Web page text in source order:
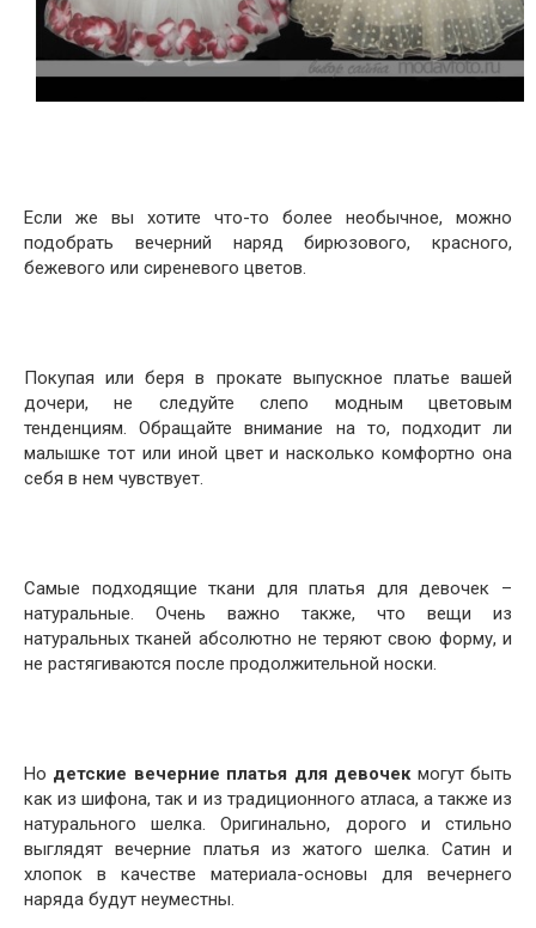
Если же вы хотите что-то более необычное, можно
подобрать вечерний наряд бирюзового, красного,
бежевого или сиреневого цветов.
Покупая или беря в прокате выпускное платье вашей
дочери, не следуйте слепо модным цветовым
тенденциям. Обращайте внимание на то, подходит ли
малышке тот или иной цвет и насколько комфортно она
себя в нем чувствует.
Самые подходящие ткани для платья для девочек –
натуральные. Очень важно также, что вещи из
натуральных тканей абсолютно не теряют свою форму, и
не растягиваются после продолжительной носки.
Но детские вечерние платья для девочек могут быть
как из шифона, так и из традиционного атласа, а также из
натурального шелка. Оригинально, дорого и стильно
выглядят вечерние платья из жатого шелка. Сатин и
хлопок в качестве материала-основы для вечернего
наряда будут неуместны.